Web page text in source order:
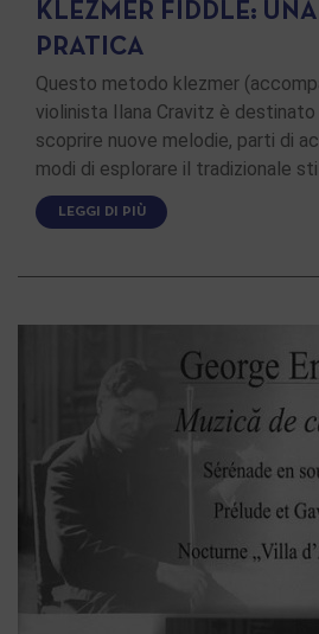
KLEZMER FIDDLE:
PRATICA
Questo metodo klezmer
violinista Ilana Cravitz è destinato
scoprire nuove melodie, parti di
modi di esplorare il tradizionale
LEGGI DI PIÙ